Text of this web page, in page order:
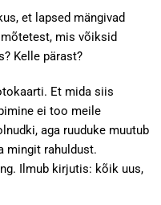
et lapsed mängivad
mis võiksid
Kelle pärast?
Et mida siis
ei too meile
aga ruuduke muutub
mingit rahuldust.
Ilmub kirjutis: kõik uus,